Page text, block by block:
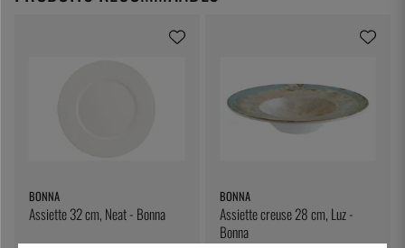
BONNA
Assiette 32 cm, Neat - Bonna
BONNA
Assiette creuse 28 cm, Luz -
Bonna